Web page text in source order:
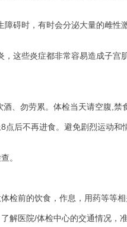
碍时，有时会分泌大量的雌性
这些炎症都非常容易造成子宫
勿劳累。体检当天请空腹,禁食
后不再进食。避免剧烈运动和
。
前的饮食，作息，用药等等相
医院/体检中心的交通情况，准